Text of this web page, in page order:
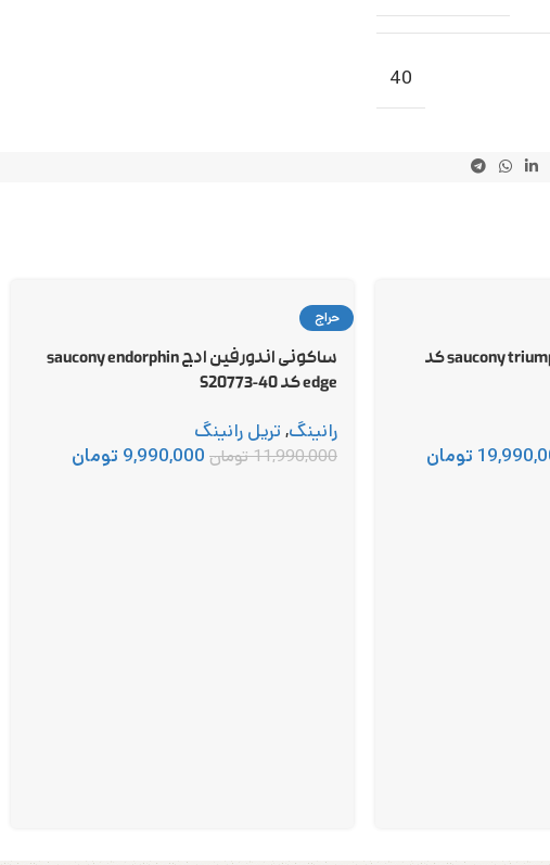
40
ساکونی تریامف 22 saucony triumph کد
تومان
حراج
ساکونی اندورفین ادج saucony endorphin
edge کد S20773-40
رانینگ, تریل رانینگ
11,990,000تومان 9,990,000 تومان